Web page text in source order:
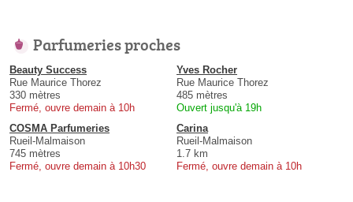
Parfumeries proches
Beauty Success
Rue Maurice Thorez
330 mètres
Fermé, ouvre demain à 10h
Yves Rocher
Rue Maurice Thorez
485 mètres
Ouvert jusqu'à 19h
COSMA Parfumeries
Rueil-Malmaison
745 mètres
Fermé, ouvre demain à 10h30
Carina
Rueil-Malmaison
1.7 km
Fermé, ouvre demain à 10h